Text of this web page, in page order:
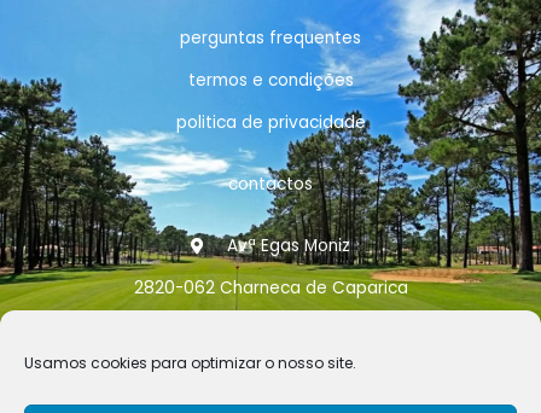
Usamos cookies para optimizar o nosso site.
perguntas frequentes
termos e condições
politica de privacidade
contactos
Avª Egas Moniz
2820-062 Charneca de Caparica
968 461 771